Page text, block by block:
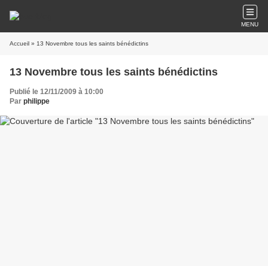
MENU
Accueil » 13 Novembre tous les saints bénédictins
13 Novembre tous les saints bénédictins
Publié le 12/11/2009 à 10:00
Par philippe